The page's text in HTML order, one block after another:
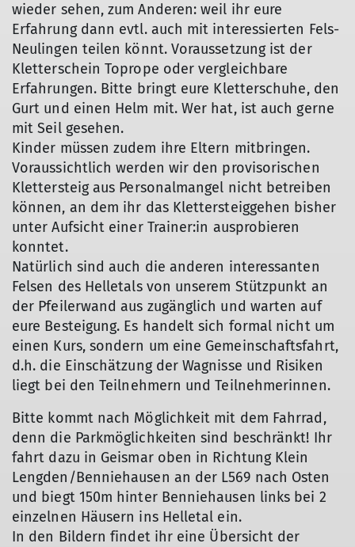
wieder sehen, zum Anderen: weil ihr eure
Erfahrung dann evtl. auch mit interessierten Fels-
Neulingen teilen könnt. Voraussetzung ist der
Kletterschein Toprope oder vergleichbare
Erfahrungen. Bitte bringt eure Kletterschuhe, den
Gurt und einen Helm mit. Wer hat, ist auch gerne
mit Seil gesehen.
Kinder müssen zudem ihre Eltern mitbringen.
Voraussichtlich werden wir den provisorischen
Klettersteig aus Personalmangel nicht betreiben
können, an dem ihr das Klettersteiggehen bisher
unter Aufsicht einer Trainer:in ausprobieren
konntet.
Natürlich sind auch die anderen interessanten
Felsen des Helletals von unserem Stützpunkt an
der Pfeilerwand aus zugänglich und warten auf
eure Besteigung. Es handelt sich formal nicht um
einen Kurs, sondern um eine Gemeinschaftsfahrt,
d.h. die Einschätzung der Wagnisse und Risiken
liegt bei den Teilnehmern und Teilnehmerinnen.
Bitte kommt nach Möglichkeit mit dem Fahrrad,
denn die Parkmöglichkeiten sind beschränkt! Ihr
fahrt dazu in Geismar oben in Richtung Klein
Lengden/Benniehausen an der L569 nach Osten
und biegt 150m hinter Benniehausen links bei 2
einzelnen Häusern ins Helletal ein.
In den Bildern findet ihr eine Übersicht der